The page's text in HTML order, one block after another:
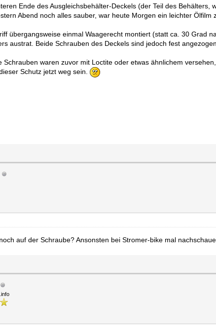
Ende des Ausgleichsbehälter-Deckels (der Teil des
Abend noch alles sauber, war heute Morgen ein leichter Ölfilm
übergangsweise einmal Waagerecht montiert (statt ca. 30 Grad
austrat. Beide Schrauben des Deckels sind jedoch fest angezogen.
Schrauben waren zuvor mit Loctite oder etwas ähnlichem
Schutz jetzt weg sein.
auf der Schraube? Ansonsten bei Stromer-bike mal